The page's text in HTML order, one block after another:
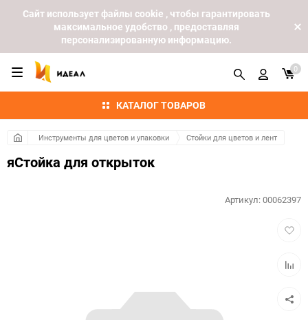
Cайт использует файлы cookie , чтобы гарантировать
максимальное удобство , предоставляя
персонализированную информацию.
КАТАЛОГ ТОВАРОВ
0
Инструменты для цветов и упаковки Стойки для цветов и лент
яСтойка для открыток
Артикул:00062397